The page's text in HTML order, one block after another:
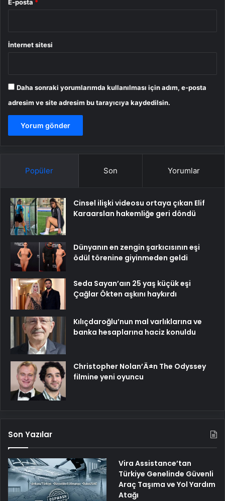
E-posta *
İnternet sitesi
Daha sonraki yorumlarımda kullanılması için adım, e-posta
adresim ve site adresim bu tarayıcıya kaydedilsin.
Popüler Son Yorumlar
Cinsel ilişki videosu ortaya çıkan Elif
Karaarslan hakemliğe geri döndü
Dünyanın en zengin şarkıcısının eşi
ödül törenine giyinmeden geldi
Seda Sayan’aın 25 yaş küçük eşi
Çağlar Ökten aşkını haykırdı
Kılıçdaroğlu’nun mal varlıklarına ve
banka hesaplarına haciz konuldu
Christopher Nolan’Ä±n The Odyssey
filmine yeni oyuncu
Son Yazılar
Vira Assistance’tan
Türkiye Genelinde Güvenli
Araç Taşıma ve Yol Yardım
Atağı